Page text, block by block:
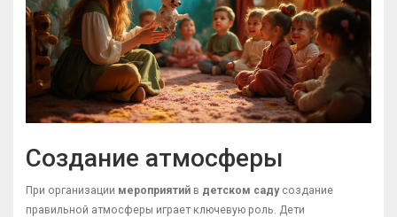
Создание атмосферы
При организации мероприятий в детском садусоздание
правильной атмосферы играет ключевую роль. Дети